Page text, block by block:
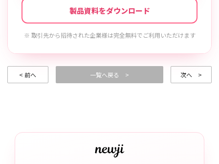
製品資料をダウンロード
※ 取引先から招待された企業様は完全無料でご利用いただけます
< 前へ 一覧へ戻る > 次へ >